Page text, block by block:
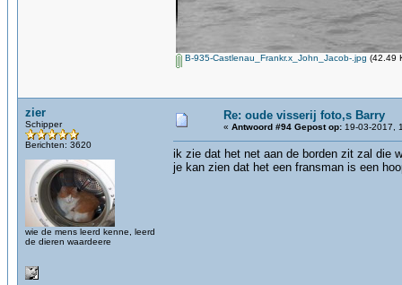
B-935-Castlenau_Frankr.x_John_Jacob-.jpg (42.49
zier
Schipper
Berichten: 3620
wie de mens leerd kenne, leerd
de dieren waardeere
Re: oude visserij foto,s Barry
« Antwoord #94 Gepost op: 19-03-2017,
ik zie dat het net aan de borden zit zal die
je kan zien dat het een fransman is een